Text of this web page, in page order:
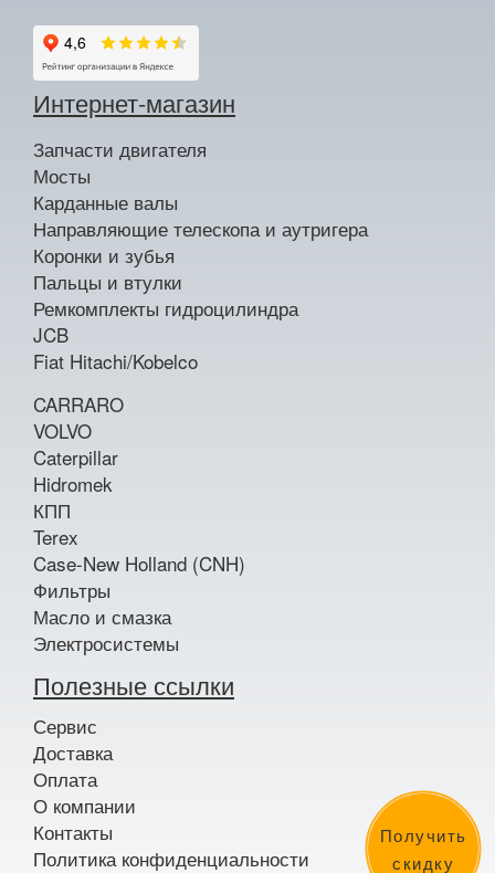
Получить
скидку
Интернет-магазин
Запчасти двигателя
Мосты
Карданные валы
Направляющие телескопа и аутригера
Коронки и зубья
Пальцы и втулки
Ремкомплекты гидроцилиндра
JCB
Fiat Hitachi/Kobelco
CARRARO
VOLVO
Caterpillar
Hidromek
КПП
Terex
Case-New Holland (CNH)
Фильтры
Масло и смазка
Электросистемы
Полезные ссылки
Сервис
Доставка
Оплата
О компании
Контакты
Политика конфиденциальности